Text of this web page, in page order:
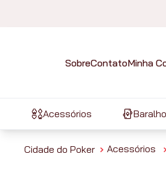
SobreContatoMinha
Acessórios
Acessórios